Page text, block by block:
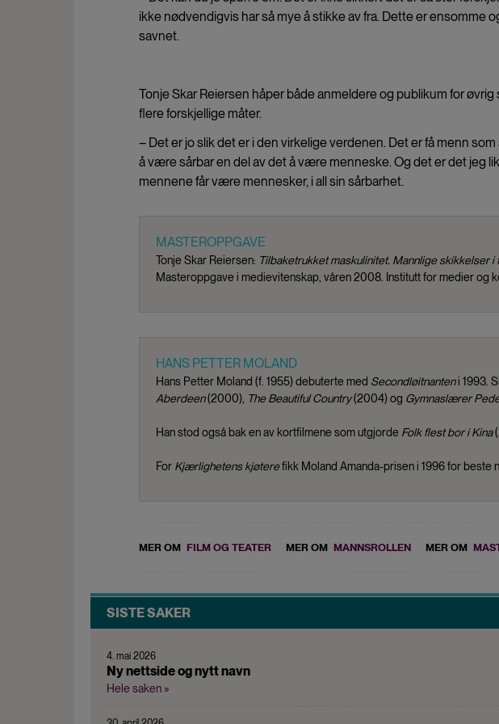
ikke nødvendigvis har så mye å stikke av fra. Dette er ensomme
savnet.
Tonje Skar Reiersen håper både anmeldere og publikum for
flere forskjellige måter.
– Det er jo slik det er i den virkelige verdenen. Det er få menn
å være sårbar en del av det å være menneske. Og det er det jeg
mennene får være mennesker, i all sin sårbarhet.
MASTEROPPGAVE
Tonje Skar Reiersen: Tilbaketrukket maskulinitet. Mannlige skikkelser
Masteroppgave i medievitenskap, våren 2008. Institutt for medier og
HANS PETTER MOLAND
Hans Petter Moland (f. 1955) debuterte med Secondløitnanteni 1993.
Aberdeen(2000), The Beautiful Country(2004) og Gymnaslærer
Han stod også bak en av kortfilmene som utgjorde Folk flest bor i Kina
For Kjærlighetens kjøterefikk Moland Amanda-prisen i 1996 for beste
MER OM FILM OG TEATER MER OM MANNSROLLEN MER OM
SISTE SAKER
4. mai 2026
Ny nettside og nytt navn
Hele saken »